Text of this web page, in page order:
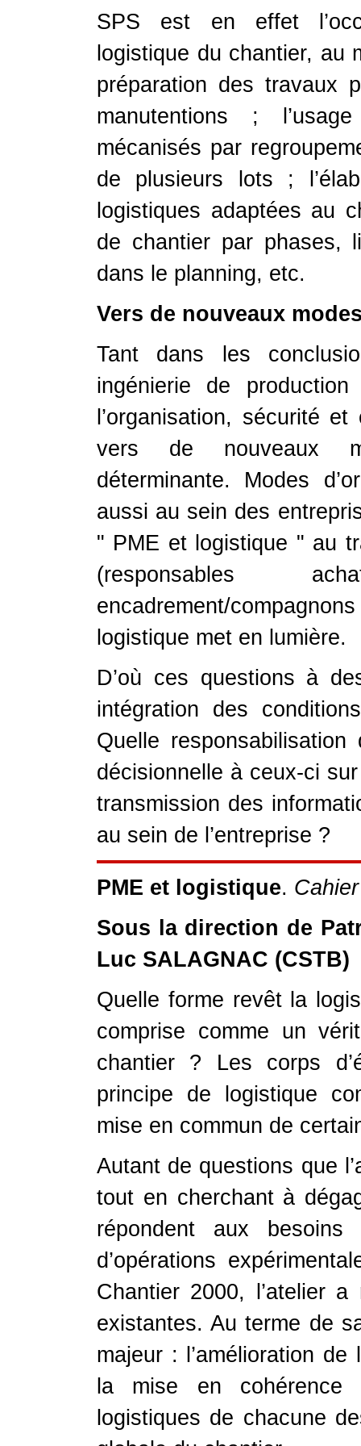
SPS est en effet
logistique du chantier, au
préparation des travaux
manutentions ;
mécanisés par
de plusieurs lots ;
logistiques adaptées au
de chantier par phases,
dans le planning, etc.
Vers de nouveaux
Tant dans les
ingénierie de
l’organisation, sécurité
vers de nouveaux
déterminante. Modes
aussi au sein des
" PME et logistique " au
(responsables
encadrement/
logistique met en lumière.
D’où ces questions à
intégration des
Quelle
décisionnelle à ceux-ci
transmission des
au sein de l’entreprise ?
PME et logistique.
Sous la direction de
Luc SALAGNAC (CSTB)
Quelle forme revêt la
comprise comme un
chantier ? Les corps
principe de logistique
mise en commun de
Autant de questions que
tout en cherchant à
répondent aux
d’opérations
Chantier 2000, l’atelier
existantes. Au terme de
majeur : l’amélioration
la mise en
logistiques de chacune